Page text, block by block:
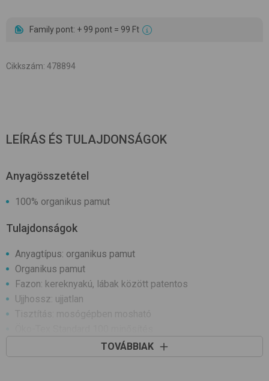
Family pont: + 99 pont = 99 Ft
Cikkszám: 478894
LEÍRÁS ÉS TULAJDONSÁGOK
Anyagösszetétel
100% organikus pamut
Tulajdonságok
Anyagtípus: organikus pamut
Organikus pamut
Fazon: kereknyakú, lábak között patentos
Ujjhossz: ujjatlan
Tisztítás: mosógépben mosható
A termék nikkelmentes patenttal készül. A patent nem
tartalmaz nikkelt, ezért nem vált ki allergiás reakciót az
TOVÁBBIAK